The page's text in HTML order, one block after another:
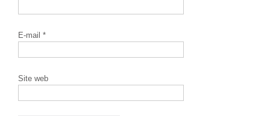
E-mail *
Site web